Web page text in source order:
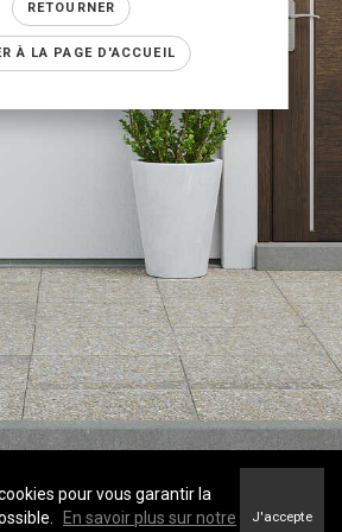
RETOURNER
À LA PAGE D'ACCUEIL
pour vous garantir la
En savoir plus sur notre J'accepte